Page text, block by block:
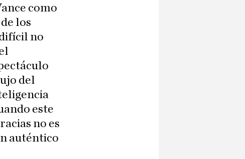
como
los
no
del
este
no es
auténtico